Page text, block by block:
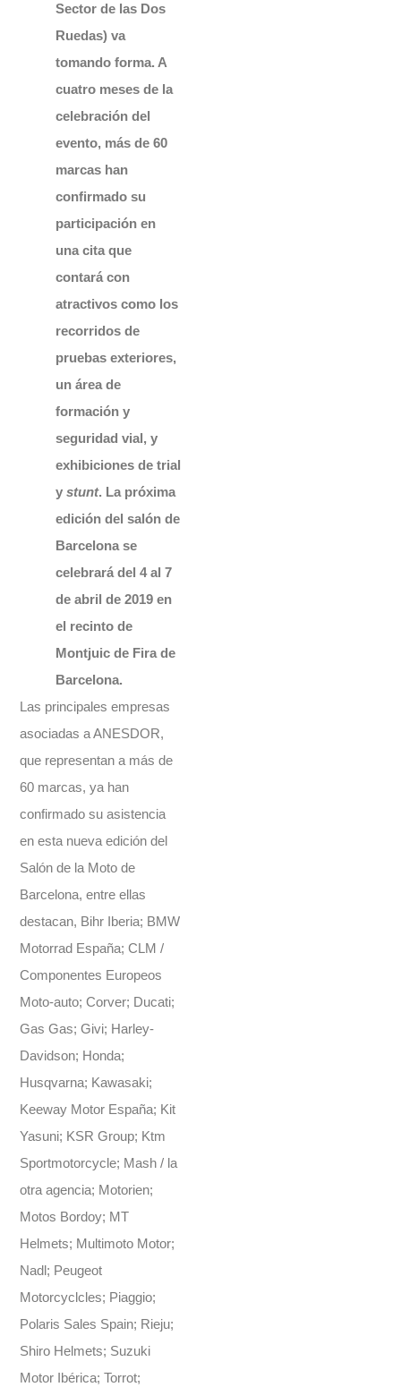
Sector de las Dos
Ruedas) va
tomando forma. A
cuatro meses de la
celebración del
evento, más de 60
marcas han
confirmado su
participación en
una cita que
contará con
atractivos como los
recorridos de
pruebas exteriores,
un área de
formación y
seguridad vial, y
exhibiciones de trial
ystunt. La próxima
edición del salón de
Barcelona se
celebrará del 4 al 7
de abril de 2019 en
el recinto de
Montjuic de Fira de
Barcelona.
Las principales empresas
asociadas a ANESDOR,
que representan a más de
60 marcas, ya han
confirmado su asistencia
en esta nueva edición del
Salón de la Moto de
Barcelona, entre ellas
destacan, Bihr Iberia; BMW
Motorrad España; CLM /
Componentes Europeos
Moto-auto; Corver; Ducati;
Gas Gas; Givi; Harley-
Davidson; Honda;
Husqvarna; Kawasaki;
Keeway Motor España; Kit
Yasuni; KSR Group; Ktm
Sportmotorcycle; Mash / la
otra agencia; Motorien;
Motos Bordoy; MT
Helmets; Multimoto Motor;
Nadl; Peugeot
Motorcyclcles; Piaggio;
Polaris Sales Spain; Rieju;
Shiro Helmets; Suzuki
Motor Ibérica; Torrot;